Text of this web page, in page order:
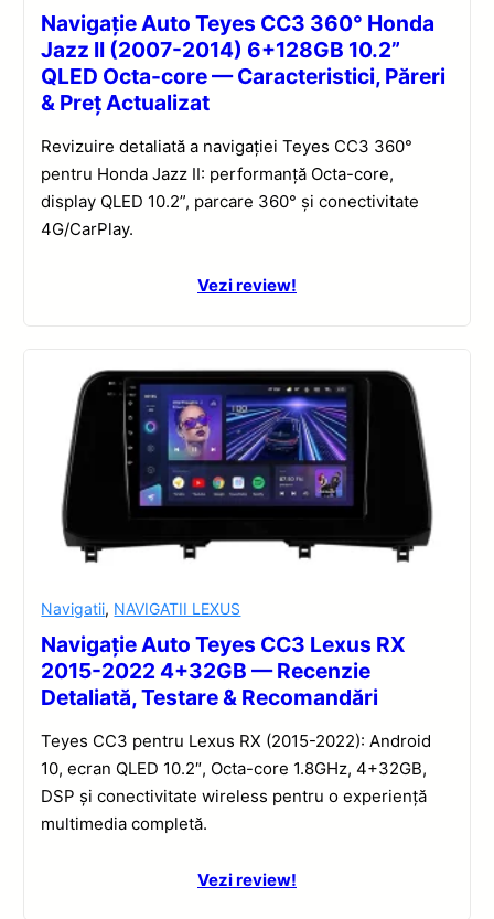
Navigație Auto Teyes CC3 360° Honda
Jazz II (2007-2014) 6+128GB 10.2”
QLED Octa-core — Caracteristici, Păreri
& Preț Actualizat
Revizuire detaliată a navigației Teyes CC3 360°
pentru Honda Jazz II: performanță Octa-core,
display QLED 10.2”, parcare 360° și conectivitate
4G/CarPlay.
Vezi review!
Navigatii, NAVIGATII LEXUS
Navigație Auto Teyes CC3 Lexus RX
2015-2022 4+32GB — Recenzie
Detaliată, Testare & Recomandări
Teyes CC3 pentru Lexus RX (2015-2022): Android
10, ecran QLED 10.2″, Octa-core 1.8GHz, 4+32GB,
DSP și conectivitate wireless pentru o experiență
multimedia completă.
Vezi review!